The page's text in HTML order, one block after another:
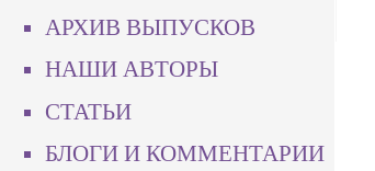
АРХИВ ВЫПУСКОВ
НАШИ АВТОРЫ
СТАТЬИ
БЛОГИ И КОММЕНТАРИИ